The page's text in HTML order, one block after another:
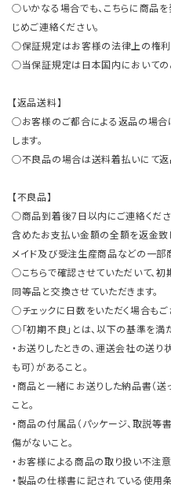
○いかなる場合でも、こちらに商品
じめご連絡ください。
○保証規定はお客様の法律上の権利
○当保証規定は日本国内においての
【返品送料】
○お客様のご都合による返品の場合
します。
○不良品の場合は送料着払いにて返
【不良品】
○商品到着後7日以内にご連絡くだ
含めたお支払い金額の全額を返金致
メイド及び受注生産商品などの一部
○こちらで確認させていただいて、
同等品と交換させていただきます。
○チェックに日数をいただく場合もご
○「初期不良」とは、以下の基準を満
・お送りしたときの、運送会社の送り
も可）があること。
・商品と一緒にお送りした納品書（送
こと。
・商品の付属品（パッケージ、取説等
傷がないこと。
・お客様による商品の取り扱い不注
・製品の仕様書に記されている使用